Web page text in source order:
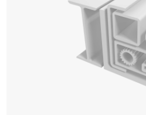
סטנדרטיים המהווים אלמנטי
במערכת מבנית